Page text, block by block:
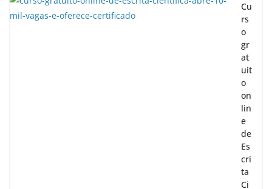
Cu
rs
o
gr
at
uit
o
on
lin
e
de
Es
cri
ta
Ci